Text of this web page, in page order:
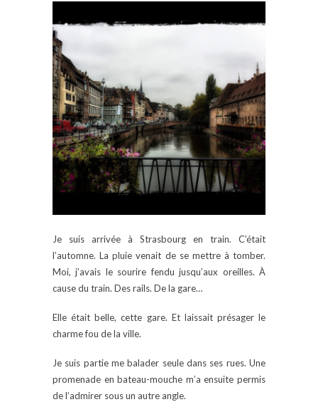
Je suis arrivée à Strasbourg en train. C’était
l’automne. La pluie venait de se mettre à tomber.
Moi, j’avais le sourire fendu jusqu’aux oreilles. À
cause du train. Des rails. De la gare…
Elle était belle, cette gare. Et laissait présager le
charme fou de la ville.
Je suis partie me balader seule dans ses rues. Une
promenade en bateau-mouche m’a ensuite permis
de l’admirer sous un autre angle.